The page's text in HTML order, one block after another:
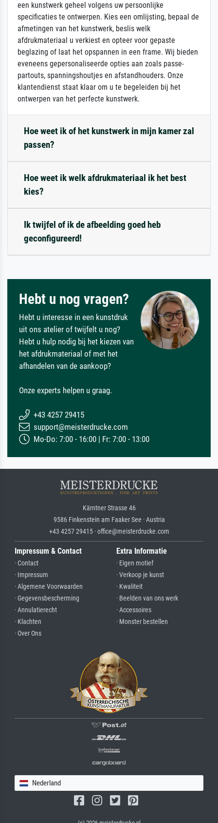
een kunstwerk geheel volgens uw persoonlijke
specificaties te ontwerpen. Kies een omlijsting, bepaal de
afmetingen van het kunstwerk, beslis welk
afdrukmateriaal u verkiest en opteer voor gepaste
beglazing of laat het opspannen in een frame. Wij bieden
eveneens gepersonaliseerde opties aan zoals passe-
partouts, spanningshoutjes en afstandhouders. Onze
klantendienst staat klaar om u te begeleiden bij het
ontwerpen van het perfecte kunstwerk.
Hoe weet ik of het kunstwerk in mijn kamer zal
passen?
Hoe weet ik welk afdrukmateriaal ik het best
kies?
Ik twijfel of ik de afbeelding goed heb
geconfigureerd!
Hebt u nog vragen?
Hebt u interesse in een kunstdruk
uit ons atelier of twijfelt u nog?
Hebt u hulp nodig bij het kiezen van
het afdrukmateriaal of met het
afhandelen van de aankoop?
Onze experts helpen u graag.
+43 4257 29415
support@meisterdrucke.com
Mo-Do: 7:00 - 16:00 | Fr: 7:00 - 13:00
Kärntner Strasse 46
9586 Finkenstein am Faaker See · Austria
+43 4257 29415 · office@meisterdrucke.com
Impressum & Contact
· Contact
· Impressum
· Algemene Voorwaarden
· Gegevensbescherming
· Annulatierecht
· Klachten
· Over Ons
Extra Informatie
· Eigen motief
· Verkoop je kunst
· Kwaliteit
· Beelden van ons werk
· Accessoires
· Monster bestellen
Nederland